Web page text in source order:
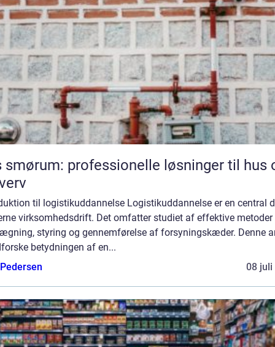
smørum: professionelle løsninger til hus
til logistikuddannelse Logistikuddannelse er en central
virksomhedsdrift. Det omfatter studiet af effektive
styring og gennemførelse af forsyningskæder. Denne
betydningen af en...
08 juli